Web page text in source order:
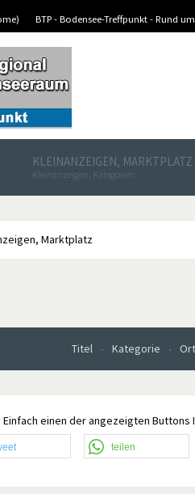
BTP - Bodensee-Treffpunkt - Rund
KLEINANZEIGEN, MARKTPLATZ
Kleinanzeigen, Kategorien
Marktplatz
Titel Kategorie
einen der angezeigten Buttons
teilen